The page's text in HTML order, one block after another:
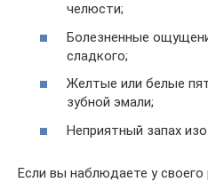
челюсти;
Болезненные
сладкого;
Желтые или белые
зубной эмали;
Неприятный запах изо
Если вы наблюдаете у своего